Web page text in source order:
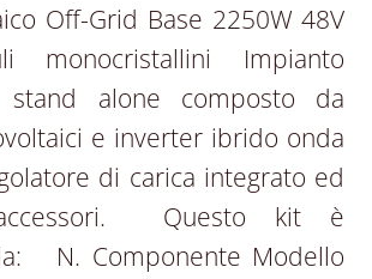
Off-Grid Base 2250W 48V
monocristallini Impianto
stand alone composto da
e inverter ibrido onda
di carica integrato ed
Questo kit è
N. Componente Modello